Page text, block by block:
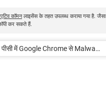
कॉमनलाइसेंस के तहत उपलब्ध कराया गया है. जैसा
कर सकते हैं.
में Google Chrome से Malware